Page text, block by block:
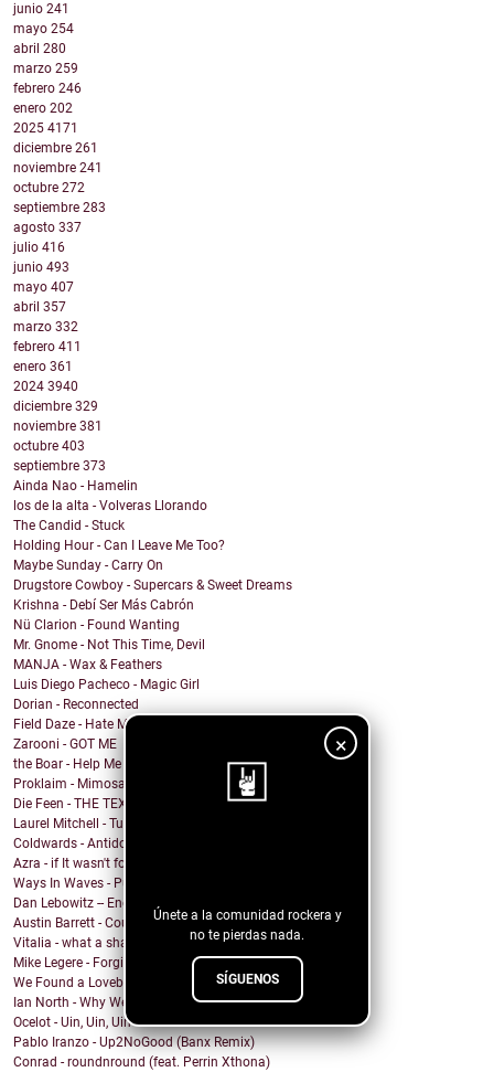
×
Únete a la comunidad rockera y
no te pierdas nada.
SÍGUENOS
junio 241
mayo 254
abril 280
marzo 259
febrero 246
enero 202
2025 4171
diciembre 261
noviembre 241
octubre 272
septiembre 283
agosto 337
julio 416
junio 493
mayo 407
abril 357
marzo 332
febrero 411
enero 361
2024 3940
diciembre 329
noviembre 381
octubre 403
septiembre 373
Ainda Nao - Hamelin
los de la alta - Volveras Llorando
The Candid - Stuck
Holding Hour - Can I Leave Me Too?
Maybe Sunday - Carry On
Drugstore Cowboy - Supercars & Sweet Dreams
Krishna - Debí Ser Más Cabrón
Nü Clarion - Found Wanting
Mr. Gnome - Not This Time, Devil
MANJA - Wax & Feathers
Luis Diego Pacheco - Magic Girl
Dorian - Reconnected
Field Daze - Hate Me
Zarooni - GOT ME
the Boar - Help Me
Proklaim - Mimosa
Die Feen - THE TEXAN
Laurel Mitchell - Tuesday, Parkway
Coldwards - Antidote
Azra - if It wasn't for you
Ways In Waves - Pulled to the Sky
Dan Lebowitz -- Enemies
Austin Barrett - Country Enuf
Vitalia - what a shame
Mike Legere - Forgiveness
We Found a Lovebird - 100%
Ian North - Why We Build Houses
Ocelot - Uin, Uin, Uin
Pablo Iranzo - Up2NoGood (Banx Remix)
Conrad - roundnround (feat. Perrin Xthona)